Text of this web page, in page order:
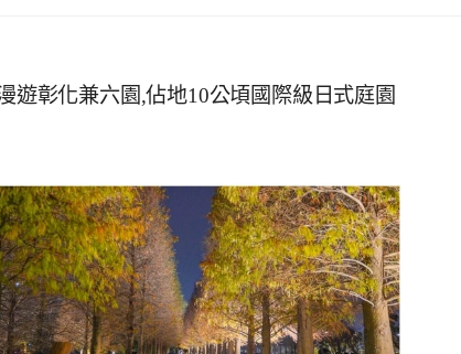
遊彰化兼六園,佔地10公頃國際級日式庭園